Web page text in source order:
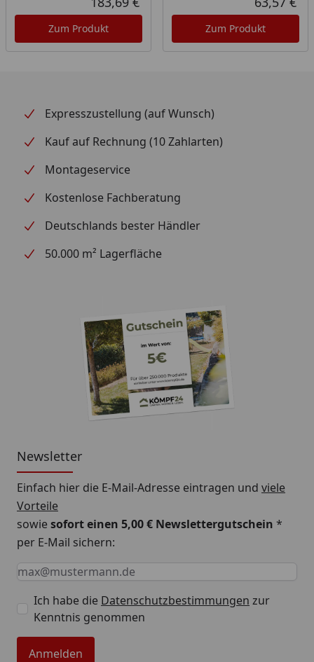
Aktueller Preis
Zum Produkt Zum Produkt
Expresszustellung (auf Wunsch)
Kauf auf Rechnung (10 Zahlarten)
Montageservice
Kostenlose Fachberatung
Deutschlands bester Händler
50.000 m² Lagerfläche
Newsletter
Einfach hier die E-Mail-Adresse eintragen und viele
Vorteile
sowiesofort einen 5,00 € Newslettergutschein *
per E-Mail sichern:
Keine Eingabe erforderlich
Eingabe erforderlich
E-Mail *
Ich habe die Datenschutzbestimmungen zur
Kenntnis genommen
Anmelden